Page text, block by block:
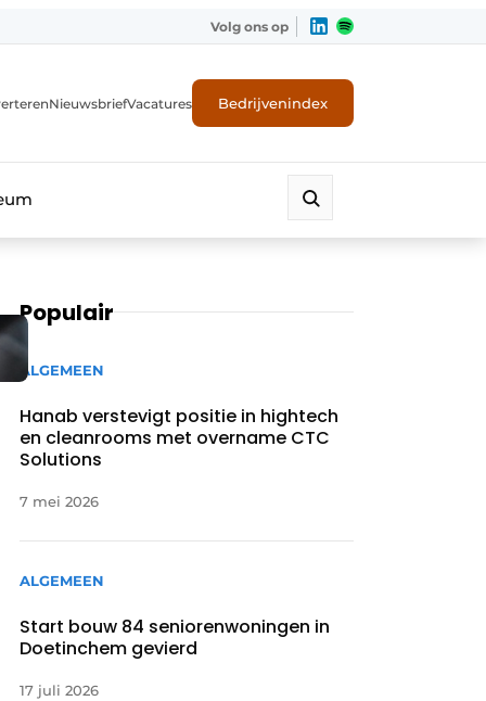
Volg ons op
NieuwsbriefVacatures Bedrijvenindex
Populair
ALGEMEEN
Hanab verstevigt positie in hightech
en cleanrooms met overname CTC
Solutions
7 mei 2026
ALGEMEEN
Start bouw 84 seniorenwoningen in
Doetinchem gevierd
17 juli 2026